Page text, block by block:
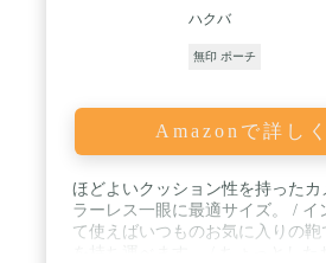
ハクバ
無印 ポーチ
Amazonで詳し
ほどよいクッション性を持ったカ
ラーレス一眼に最適サイズ。 / イ
て使えばいつものお気に入りの鞄